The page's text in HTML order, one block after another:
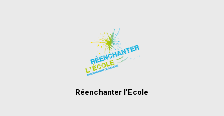
Réenchanter l’Ecole